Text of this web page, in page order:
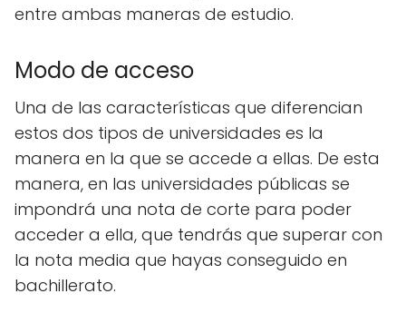
entre ambas maneras de estudio.
Modo de acceso
Una de las características que diferencian
estos dos tipos de universidades es la
manera en la que se accede a ellas. De esta
manera, en las universidades públicas se
impondrá una nota de corte para poder
acceder a ella, que tendrás que superar con
la nota media que hayas conseguido en
bachillerato.